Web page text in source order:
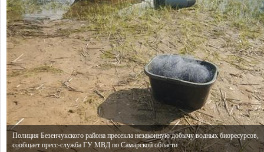
Полиция Безенчукского района пресекла незаконную добычу водных биоресурсов,
сообщает пресс-служба ГУ МВД по Самарской области.